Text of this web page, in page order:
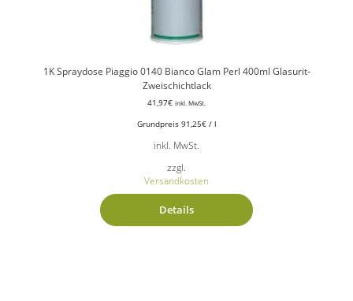
1K Spraydose Piaggio 0140 Bianco Glam Perl 400ml Glasurit-
Zweischichtlack
41,97€ inkl. MwSt.
Grundpreis 91,25€/ l
inkl. MwSt.
zzgl.
Versandkosten
Details